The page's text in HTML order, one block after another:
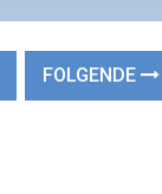
FOLGENDE